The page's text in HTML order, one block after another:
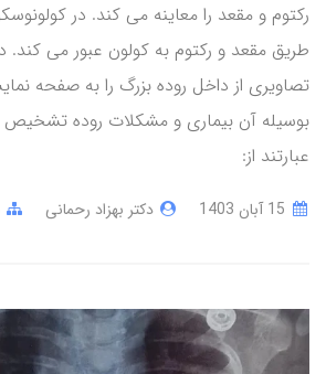
رکتوم و مقعد را معاینه می کند. در
طریق مقعد و رکتوم به کولون عبور می کند.
تصاویری از داخل روده بزرگ را به صفحه
بوسیله آن بیماری و مشکلات روده
عبارتند از:
دکتر بهزاد رحمانی